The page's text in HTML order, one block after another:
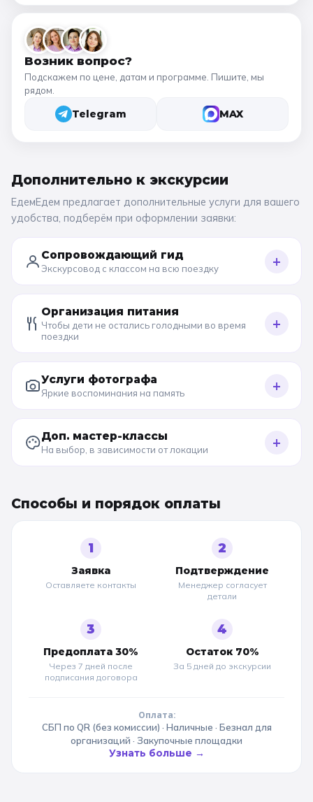
Возник вопрос?
Подскажем по цене, датам и программе. Пишите, мы
рядом.
Telegram MAX
Дополнительно к экскурсии
ЕдемЕдем предлагает дополнительные услуги для вашего
удобства, подберём при оформлении заявки:
Сопровождающий гид
Экскурсовод с классом на всю поездку +
Организация питания
Чтобы дети не остались голодными во время
поездки
+
Услуги фотографа
Яркие воспоминания на память +
Доп. мастер-классы
На выбор, в зависимости от локации +
Способы и порядок оплаты
1
Заявка
Оставляете контакты
2
Подтверждение
Менеджер согласует
детали
3
Предоплата 30%
Через 7 дней после
подписания договора
4
Остаток 70%
За 5 дней до экскурсии
Оплата:
СБП по QR (без комиссии) · Наличные · Безнал для
организаций · Закупочные площадки
Узнать больше →